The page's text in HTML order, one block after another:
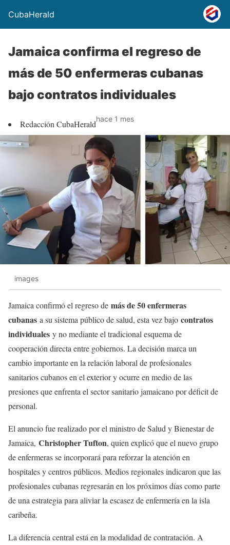
CubaHerald
Jamaica confirma el regreso de
más de 50 enfermeras cubanas
bajo contratos individuales
Redacción CubaHeraldhace 1 mes
images
Jamaica confirmó el regreso de más de 50 enfermeras
cubanas a su sistema público de salud, esta vez bajo contratos
individuales y no mediante el tradicional esquema de
cooperación directa entre gobiernos. La decisión marca un
cambio importante en la relación laboral de profesionales
sanitarios cubanos en el exterior y ocurre en medio de las
presiones que enfrenta el sector sanitario jamaicano por déficit de
personal.
El anuncio fue realizado por el ministro de Salud y Bienestar de
Jamaica, Christopher Tufton, quien explicó que el nuevo grupo
de enfermeras se incorporará para reforzar la atención en
hospitales y centros públicos. Medios regionales indicaron que las
profesionales cubanas regresarán en los próximos días como parte
de una estrategia para aliviar la escasez de enfermería en la isla
caribeña.
La diferencia central está en la modalidad de contratación. A